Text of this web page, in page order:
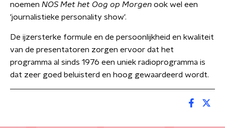
noemen NOS Met het Oog op Morgen ook wel een
'journalistieke personality show'.
De ijzersterke formule en de persoonlijkheid en kwaliteit
van de presentatoren zorgen ervoor dat het
programma al sinds 1976 een uniek radioprogramma is
dat zeer goed beluisterd en hoog gewaardeerd wordt.